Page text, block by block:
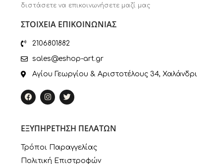
διστάσετε να επικοινωνήσετε μαζί μας
ΣΤΟΙΧΕΙΑ ΕΠΙΚΟΙΝΩΝΙΑΣ
2106801882
sales@eshop-art.gr
Αγίου Γεωργίου & Αριστοτέλους 34, Χαλάνδρι
ΕΞΥΠΗΡΕΤΗΣΗ ΠΕΛΑΤΩΝ
Τρόποι Παραγγελίας
Πολιτική Επιστροφών